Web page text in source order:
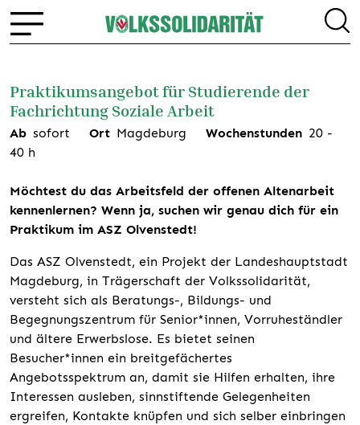
Praktikumsangebot für Studierende der
Fachrichtung Soziale Arbeit
Ab sofort Ort Magdeburg Wochenstunden 20 -
40 h
Möchtest du das Arbeitsfeld der offenen Altenarbeit
kennenlernen? Wenn ja, suchen wir genau dich für ein
Praktikum im ASZ Olvenstedt!
Das ASZ Olvenstedt, ein Projekt der Landeshauptstadt
Magdeburg, in Trägerschaft der Volkssolidarität,
versteht sich als Beratungs-, Bildungs- und
Begegnungszentrum für Senior*innen, Vorruheständler
und ältere Erwerbslose. Es bietet seinen
Besucher*innen ein breitgefächertes
Angebotsspektrum an, damit sie Hilfen erhalten, ihre
Interessen ausleben, sinnstiftende Gelegenheiten
ergreifen, Kontakte knüpfen und sich selber einbringen